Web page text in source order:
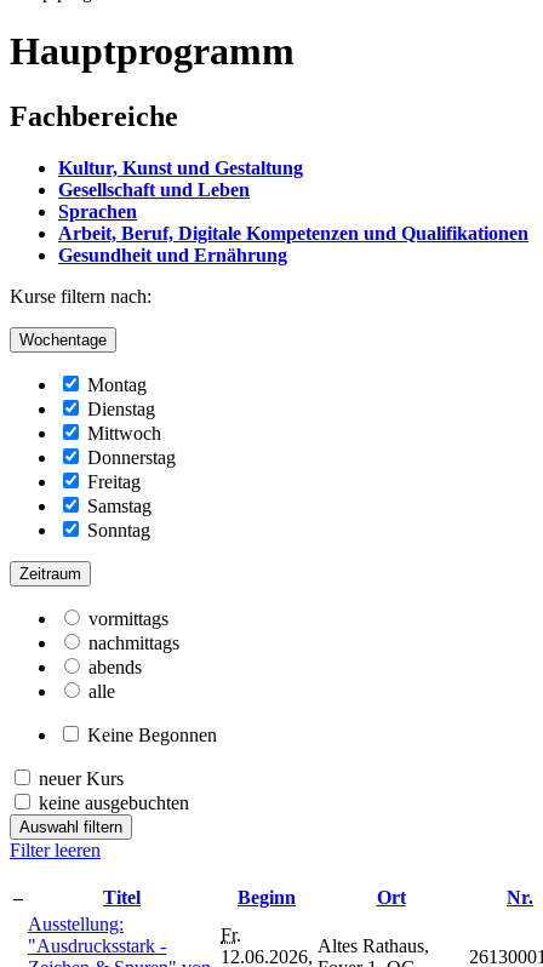
Hauptprogramm
Fachbereiche
Kultur, Kunst und Gestaltung
Gesellschaft und Leben
Sprachen
Arbeit, Beruf, Digitale Kompetenzen und Qualifikationen
Gesundheit und Ernährung
Kurse filtern nach:
Wochentage
Montag
Dienstag
Mittwoch
Donnerstag
Freitag
Samstag
Sonntag
Zeitraum
vormittags
nachmittags
abends
alle
Keine Begonnen
neuer Kurs
keine ausgebuchten
Auswahl filtern
Filter leeren
– Titel Beginn Ort
Nr.
Ausstellung:
"Ausdrucksstark -
Fr.
12.06.2026,
Altes Rathaus,